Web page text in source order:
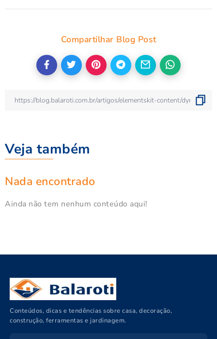
Compartilhar Blog Post
Veja também
Nada encontrado
Ainda não tem nenhum conteúdo aqui!
Conteúdos, dicas e tendências sobre casa, decoração,
construção, ferramentas e jardinagem.